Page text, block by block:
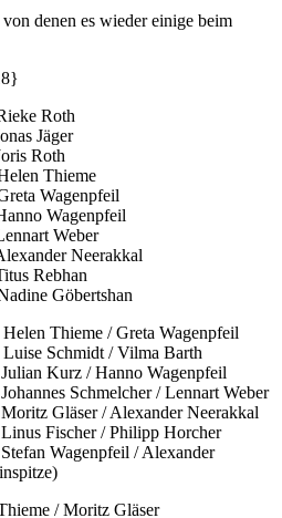
denen es wieder einige beim
Roth
Jäger
Roth
Thieme
Wagenpfeil
Wagenpfeil
Weber
Neerakkal
Rebhan
Göbertshan
Thieme / Greta Wagenpfeil
Schmidt / Vilma Barth
Kurz / Hanno Wagenpfeil
Schmelcher / Lennart Weber
Gläser / Alexander Neerakkal
Fischer / Philipp Horcher
Wagenpfeil / Alexander
/ Moritz Gläser